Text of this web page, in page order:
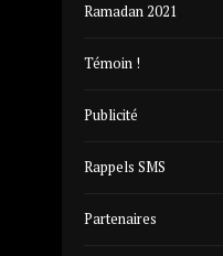
Ramadan 2021
Témoin !
Publicité
Rappels SMS
Partenaires